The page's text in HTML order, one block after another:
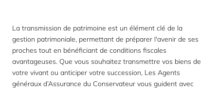
La transmission de patrimoine est un élément clé de la
gestion patrimoniale, permettant de préparer l'avenir de ses
proches tout en bénéficiant de conditions fiscales
avantageuses. Que vous souhaitez transmettre vos biens de
votre vivant ou anticiper votre succession, Les Agents
généraux d’Assurance du Conservateur vous guident avec